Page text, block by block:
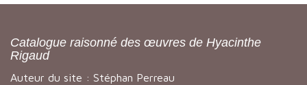
Catalogue raisonné des œuvres de Hyacinthe
Rigaud
Auteur du site : Stéphan Perreau